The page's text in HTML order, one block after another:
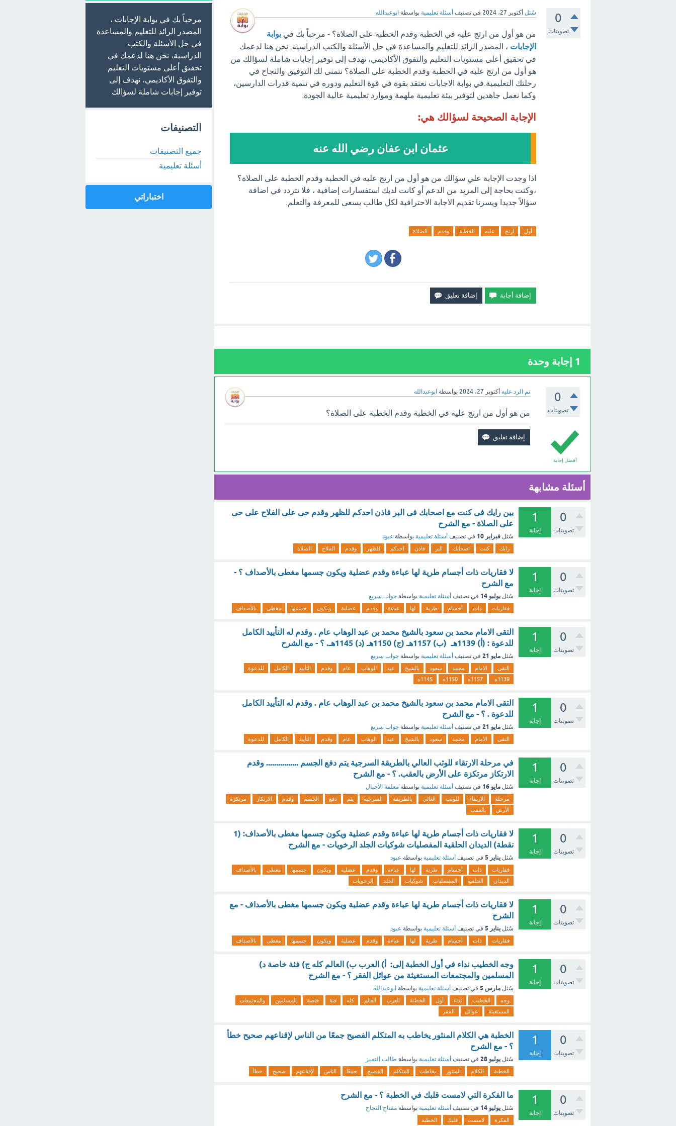
0
تصويتات
سُئل أكتوبر 27، 2024 في تصنيف أسئلة تعليمية بواسطة ابوعبدالله
من هو أول من ارتج عليه في الخطبة وقدم الخطبة على الصلاة؟ - مرحباً بك في بوابة
الإجابات ، المصدر الرائد للتعليم والمساعدة في حل الأسئلة والكتب الدراسية. نحن هنا لدعمك
في تحقيق أعلى مستويات التعليم والتفوق الأكاديمي، نهدف إلى توفير إجابات شاملة لسؤالك من
هو أول من ارتج عليه في الخطبة وقدم الخطبة على الصلاة؟ نتمنى لك التوفيق والنجاح في
رحلتك التعليمية.في بوابة الاجابات نعتقد بقوة في قوة التعليم ودوره في تنمية قدرات الدارسين،
وكما نعمل جاهدين لتوفير بيئة تعليمية ملهمة وموارد تعليمية عالية الجودة.
الإجابة الصحيحة لسؤالك هي:
عثمان ابن عفان رضي الله عنه
اذا وجدت الإجابة علي سؤالك من هو أول من ارتج عليه في الخطبة وقدم الخطبة على الصلاة؟
،وكنت بحاجة إلى المزيد من الدعم أو كانت لديك استفسارات إضافية ، فلا تتردد في اضافة
سؤالاً جديدا ويسرنا تقديم الاجابة الاحترافية لكل طالب يسعى للمعرفة والتعلم.
أول ارتج عليه الخطبة وقدم الصلاة
1 إجابة وحدة
0
تصويتات
تم الرد عليه أكتوبر 27، 2024 بواسطة ابوعبدالله
أفضل إجابة
من هو أول من ارتج عليه في الخطبة وقدم الخطبة على الصلاة؟
أسئلة مشابهة
0
تصويتات
1
إجابة
بين رايك فى كنت مع اصحابك فى البر فاذن احدكم للظهر وقدم حى على الفلاح على حى
على الصلاة - مع الشرح
سُئل فبراير 10 في تصنيف أسئلة تعليمية بواسطة عبود
رايك كنت اصحابك البر فاذن احدكم للظهر وقدم الفلاح الصلاة
0
تصويتات
1
إجابة
لا فقاريات ذات أجسام طرية لها عباءة وقدم عضلية ويكون جسمها مغطى بالأصداف ؟ -
مع الشرح
سُئل يوليو 14 في تصنيف أسئلة تعليمية بواسطة جواب سريع
فقاريات ذات أجسام طرية لها عباءة وقدم عضلية ويكون جسمها مغطى بالأصداف
0
تصويتات
1
إجابة
التقى الامام محمد بن سعود بالشيخ محمد بن عبد الوهاب عام . وقدم له التأييد الكامل
للدعوة : (أ) 1139هـ (ب) 1157هـ (ج) 1150هـ (د) 1145هـ. ؟ - مع الشرح
سُئل مايو 21 في تصنيف أسئلة تعليمية بواسطة جواب سريع
التقى الامام محمد سعود بالشيخ عبد الوهاب عام وقدم التأييد الكامل
للدعوة
1139ه
1157ه 1150ه 1145ه
0
تصويتات
1
إجابة
التقى الامام محمد بن سعود بالشيخ محمد بن عبد الوهاب عام . وقدم له التأييد الكامل
للدعوة . ؟ - مع الشرح
سُئل مايو 21 في تصنيف أسئلة تعليمية بواسطة جواب سريع
التقى الامام محمد سعود بالشيخ عبد الوهاب عام وقدم التأييد الكامل للدعوة
0
تصويتات
1
إجابة
في مرحلة الارتقاء للوثب العالي بالطريقة السرجية يتم دفع الجسم ................ وقدم
الارتكاز مرتكزة على الأرض بالعقب. ؟ - مع الشرح
سُئل مايو 16 في تصنيف أسئلة تعليمية بواسطة معلمة الأجيال
مرحلة الارتقاء للوثب العالي بالطريقة السرجية يتم دفع الجسم وقدم الارتكاز
مرتكزة
الأرض
بالعقب
0
تصويتات
1
إجابة
لا فقاريات ذات أجسام طرية لها عباءة وقدم عضلية ويكون جسمها مغطى بالأصداف: (1
نقطة) الديدان الحلقية المفصليات شوكيات الجلد الرخويات - مع الشرح
سُئل يناير 5 في تصنيف أسئلة تعليمية بواسطة عبود
فقاريات ذات أجسام طرية لها عباءة وقدم عضلية ويكون جسمها مغطى
بالأصداف
الديدان
الحلقية المفصليات شوكيات الجلد الرخويات
0
تصويتات
1
إجابة
لا فقاريات ذات أجسام طرية لها عباءة وقدم عضلية ويكون جسمها مغطى بالأصداف - مع
الشرح
سُئل يناير 5 في تصنيف أسئلة تعليمية بواسطة عبود
فقاريات ذات أجسام طرية لها عباءة وقدم عضلية ويكون جسمها مغطى بالأصداف
0
تصويتات
1
إجابة
وجه الخطيب نداء في أول الخطبة إلى: أ) العرب ب) العالم كله ج) فئة خاصة د)
المسلمين والمجتمعات المستغيثة من عوائل الفقر ؟ - مع الشرح
سُئل مارس 5 في تصنيف أسئلة تعليمية بواسطة ابوعبدالله
وجه الخطيب نداء أول الخطبة العرب العالم كله فئة خاصة المسلمين
والمجتمعات
المستغيثة
عوائل الفقر
0
تصويتات
1
إجابة
الخطبة هي الكلام المنثور يخاطب به المتكلم الفصيح جمعًا من الناس لإقناعهم صحيح خطأ
؟ - مع الشرح
سُئل يوليو 28 في تصنيف أسئلة تعليمية بواسطة طالب التميز
الخطبة الكلام المنثور يخاطب المتكلم الفصيح جمعًا الناس لإقناعهم صحيح خطأ
0
تصويتات
1
إجابة
ما الفكرة التي لامست قلبك في الخطبة ؟ - مع الشرح
سُئل يوليو 14 في تصنيف أسئلة تعليمية بواسطة مفتاح النجاح
الفكرة لامست قلبك الخطبة
مرحباً بك في بوابة الإجابات ،
المصدر الرائد للتعليم والمساعدة
في حل الأسئلة والكتب
الدراسية، نحن هنا لدعمك في
تحقيق أعلى مستويات التعليم
والتفوق الأكاديمي، نهدف إلى
توفير إجابات شاملة لسؤالك
التصنيفات
جميع التصنيفات
أسئلة تعليمية
اختباراتي